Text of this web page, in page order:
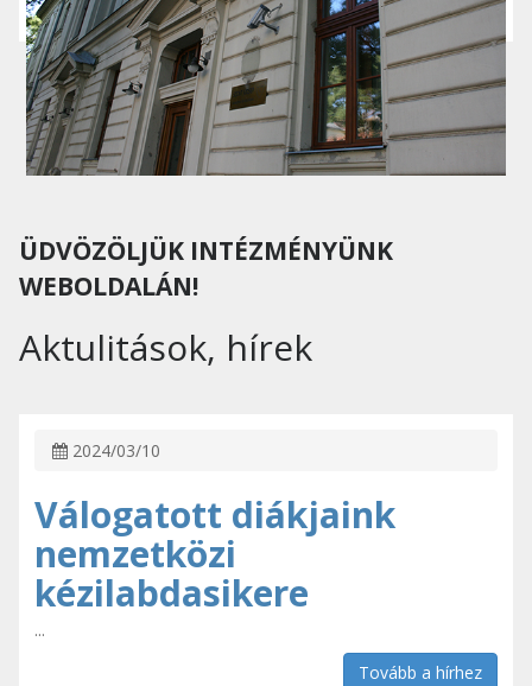
ÜDVÖZÖLJÜK INTÉZMÉNYÜNK
WEBOLDALÁN!
Aktulitások, hírek
2024/03/10
Válogatott diákjaink
nemzetközi
kézilabdasikere
...
Tovább a hírhez